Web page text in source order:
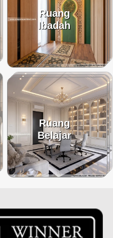
Ruang
Ibadah
Ruang
Belajar